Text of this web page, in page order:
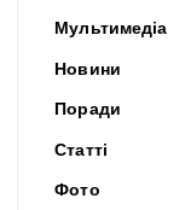
Мультимедіа
Новини
Поради
Статті
Фото